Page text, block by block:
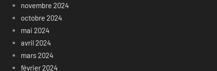
novembre 2024
octobre 2024
mai 2024
avril 2024
mars 2024
février 2024